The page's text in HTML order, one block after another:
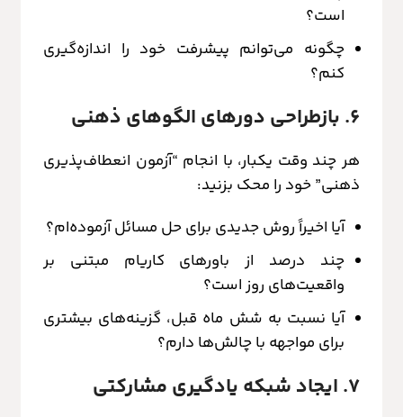
است؟
چگونه می‌توانم پیشرفت خود را اندازه‌گیری
کنم؟
۶. بازطراحی دورهای الگوهای ذهنی
هر چند وقت یکبار، با انجام “آزمون انعطاف‌پذیری
ذهنی” خود را محک بزنید:
آیا اخیراً روش جدیدی برای حل مسائل آزموده‌ام؟
چند درصد از باورهای کاریام مبتنی بر
واقعیت‌های روز است؟
آیا نسبت به شش ماه قبل، گزینه‌های بیشتری
برای مواجهه با چالش‌ها دارم؟
۷. ایجاد شبکه یادگیری مشارکتی